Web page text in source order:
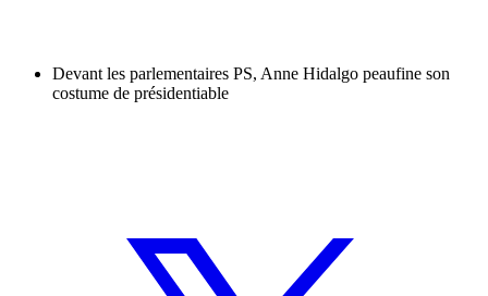
Devant les parlementaires PS, Anne Hidalgo peaufine son
costume de présidentiable